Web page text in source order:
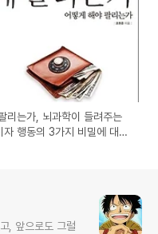
리는가, 뇌과학이 들려주는
자 행동의 3가지 비밀에 대한
, 앞으로도 그럴